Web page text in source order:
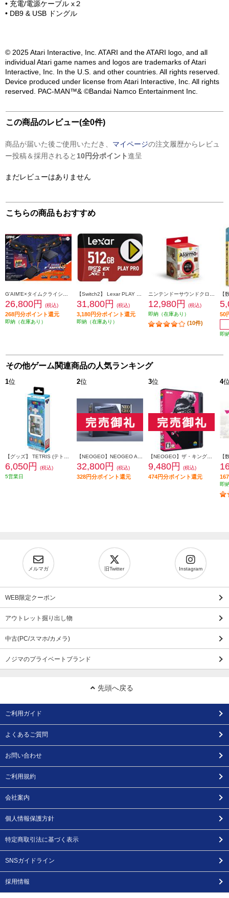
• 充電/電源ケーブル x２
• DB9 & USB ドングル
© 2025 Atari Interactive, Inc. ATARI and the ATARI logo, and all
individual Atari game names and logos are trademarks of Atari
Interactive, Inc. In the U.S. and other countries. All rights reserved.
Device produced under license from Atari Interactive, Inc. All rights
reserved. PAC-MAN™& ©Bandai Namco Entertainment Inc.
この商品のレビュー(全0件)
商品が届いた後ご使用いただき、 マイページの注文履歴からレビュ
ー投稿＆採用されると 10円分ポイント進呈
まだレビューはありません
こちらの商品もおすすめ
G'AIM'E×タイムクライシス アルティメット
26,800円 (税込)
268円分ポイント還元
即納（在庫あり）
【Switch2】 Lexar PLAY PRO microSDXC Express カード 512GB
31,800円 (税込)
3,180円分ポイント還元
即納（在庫あり）
ニンテンドーサウンドクロック Alarmo（アラーモ）
12,980円
(税込)
即納（在庫あり）
(10件)
50
即
その他ゲーム関連商品の人気ランキング
1位
【グッズ】 TETRIS (テトリス) ピクセルポケットプロ
6,050円
(税込)
5営業日
2位
【NEOGEO】NEOGEO AES+（ネオジオ）本体
32,800円 (税込)
328円分ポイント還元
3位
【NEOGEO】ザ・キング・オブ・ファイターズ 2002
9,480円 (税込)
474円分ポイント還元
4
即
メルマガ 旧Twitter Instagram
WEB限定クーポン
アウトレット掘り出し物
中古(PC/スマホ/カメラ)
ノジマのプライベートブランド
先頭へ戻る
ご利用ガイド
よくあるご質問
お問い合わせ
ご利用規約
会社案内
個人情報保護方針
特定商取引法に基づく表示
SNSガイドライン
採用情報